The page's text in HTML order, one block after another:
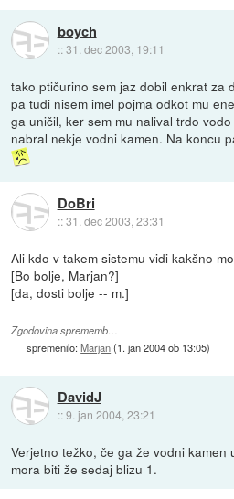
boych
::31. dec 2003, 19:11
tako ptičurino sem jaz dobil enkrat za
pa tudi nisem imel pojma odkot mu
ga uničil, ker sem mu nalival trdo
nabral nekje vodni kamen. Na koncu
DoBri
::31. dec 2003, 23:31
Ali kdo v takem sistemu vidi kakšno
[Bo bolje, Marjan?]
[da, dosti bolje -- m.]
Zgodovina sprememb…
spremenilo:Marjan(1. jan 2004 ob 13:05)
DavidJ
::9. jan 2004, 23:21
Verjetno težko, če ga že vodni
mora biti že sedaj blizu 1.